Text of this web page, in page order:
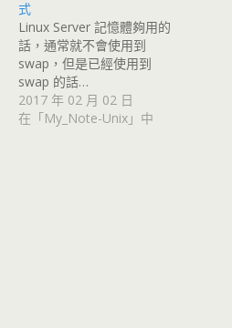
式
Linux Server 記憶體夠用的
話，通常就不會使用到
swap，但是已經使用到
swap 的話…
2017 年 02 月 02 日
在「My_Note-Unix」中